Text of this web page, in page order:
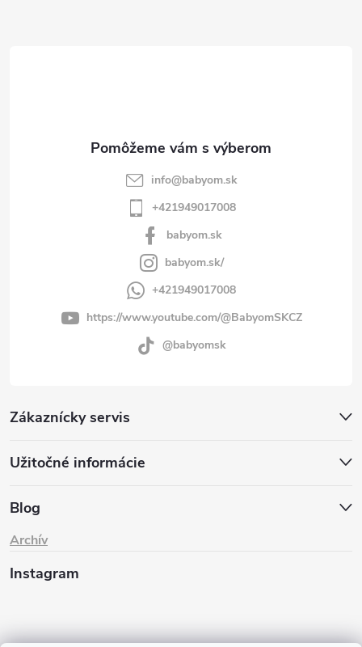
Zákaznícky servis
Užitočné informácie
Blog
Archív
info@babyom.sk
+421949017008
babyom.sk
babyom.sk/
+421949017008
https://www.youtube.com/@BabyomSKCZ
@babyomsk
Instagram